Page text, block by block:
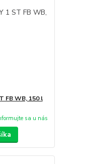
FB WB, 150 l
sa u nás